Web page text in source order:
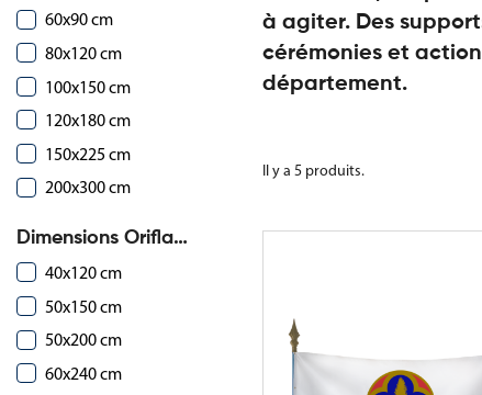
60x90 cm
80x120 cm
100x150 cm
120x180 cm
150x225 cm
200x300 cm
Dimensions Oriflammes
40x120 cm
50x150 cm
50x200 cm
60x240 cm
à agiter. Des
cérémonies et
département.
Il y a 5 produits.